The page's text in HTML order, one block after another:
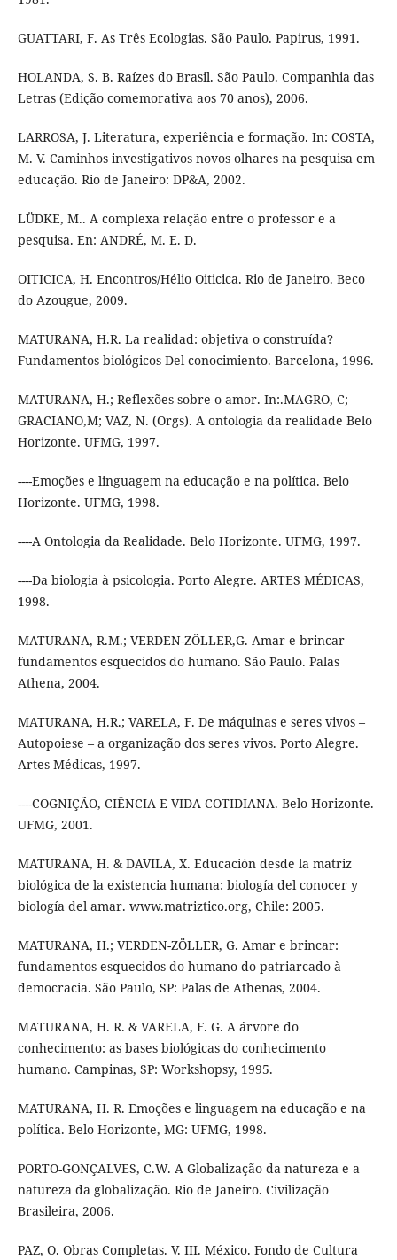
GUATTARI, F. As Três Ecologias. São Paulo. Papirus, 1991.
HOLANDA, S. B. Raízes do Brasil. São Paulo. Companhia das
Letras (Edição comemorativa aos 70 anos), 2006.
LARROSA, J. Literatura, experiência e formação. In: COSTA,
M. V. Caminhos investigativos novos olhares na pesquisa em
educação. Rio de Janeiro: DP&A, 2002.
LÜDKE, M.. A complexa relação entre o professor e a
pesquisa. En: ANDRÉ, M. E. D.
OITICICA, H. Encontros/Hélio Oiticica. Rio de Janeiro. Beco
do Azougue, 2009.
MATURANA, H.R. La realidad: objetiva o construída?
Fundamentos biológicos Del conocimiento. Barcelona, 1996.
MATURANA, H.; Reflexões sobre o amor. In:.MAGRO, C;
GRACIANO,M; VAZ, N. (Orgs). A ontologia da realidade Belo
Horizonte. UFMG, 1997.
----Emoções e linguagem na educação e na política. Belo
Horizonte. UFMG, 1998.
----A Ontologia da Realidade. Belo Horizonte. UFMG, 1997.
----Da biologia à psicologia. Porto Alegre. ARTES MÉDICAS,
1998.
MATURANA, R.M.; VERDEN-ZÖLLER,G. Amar e brincar –
fundamentos esquecidos do humano. São Paulo. Palas
Athena, 2004.
MATURANA, H.R.; VARELA, F. De máquinas e seres vivos –
Autopoiese – a organização dos seres vivos. Porto Alegre.
Artes Médicas, 1997.
----COGNIÇÃO, CIÊNCIA E VIDA COTIDIANA. Belo Horizonte.
UFMG, 2001.
MATURANA, H. & DAVILA, X. Educación desde la matriz
biológica de la existencia humana: biología del conocer y
biología del amar. www.matriztico.org, Chile: 2005.
MATURANA, H.; VERDEN-ZÖLLER, G. Amar e brincar:
fundamentos esquecidos do humano do patriarcado à
democracia. São Paulo, SP: Palas de Athenas, 2004.
MATURANA, H. R. & VARELA, F. G. A árvore do
conhecimento: as bases biológicas do conhecimento
humano. Campinas, SP: Workshopsy, 1995.
MATURANA, H. R. Emoções e linguagem na educação e na
política. Belo Horizonte, MG: UFMG, 1998.
PORTO-GONÇALVES, C.W. A Globalização da natureza e a
natureza da globalização. Rio de Janeiro. Civilização
Brasileira, 2006.
PAZ, O. Obras Completas. V. III. México. Fondo de Cultura